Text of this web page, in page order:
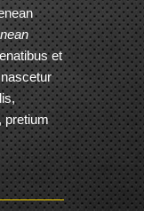
et
pretium